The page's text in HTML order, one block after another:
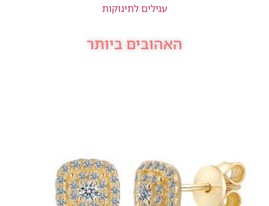
עגילים לתינוקות
האהובים ביותר